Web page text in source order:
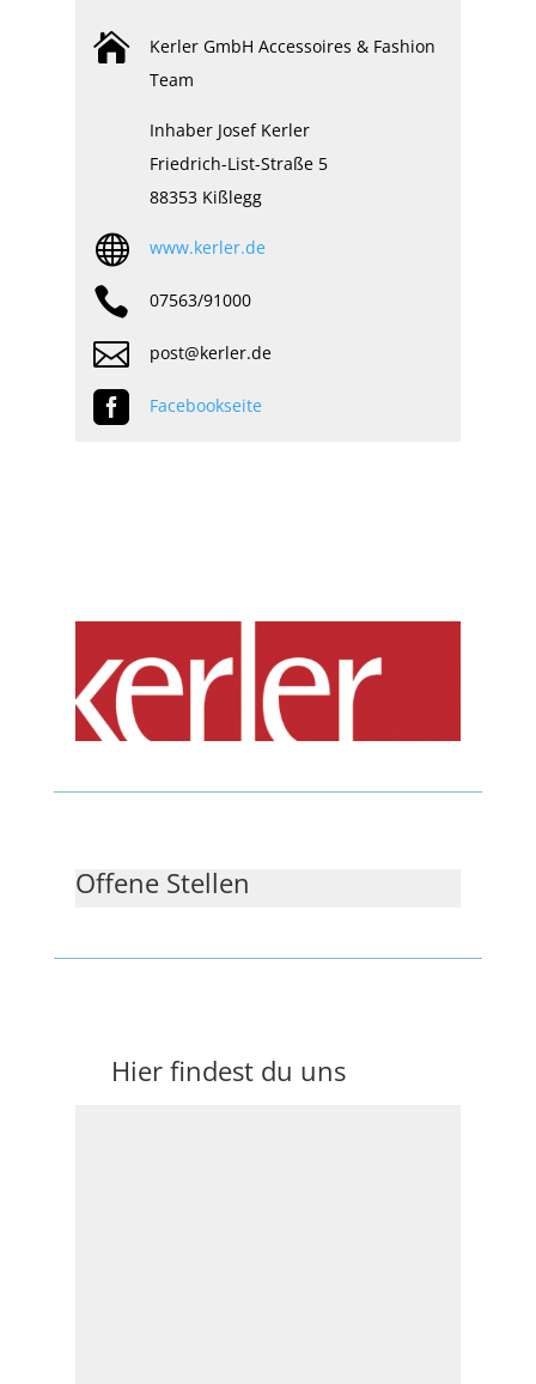

Kerler GmbH Accessoires & Fashion
Team
Inhaber Josef Kerler
Friedrich-List-Straße 5
88353 Kißlegg
 www.kerler.de
 07563/91000
 post@kerler.de
 Facebookseite
Offene Stellen
Hier findest du uns